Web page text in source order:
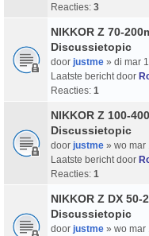
Reacties: 3
NIKKOR Z 70-
Discussietopic
door justme » di mar
Laatste bericht door
Reacties: 1
NIKKOR Z 100-
Discussietopic
door justme » wo mar
Laatste bericht door
Reacties: 1
NIKKOR Z DX 50-
Discussietopic
door justme » wo mar